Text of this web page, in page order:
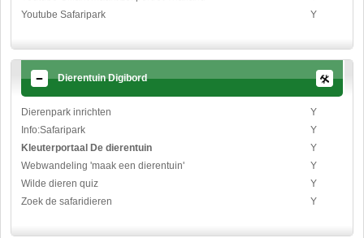
Youtube Safaripark
Y
Dierentuin Digibord
Dierenpark inrichten
Y
Info:Safaripark
Y
Kleuterportaal De dierentuin
Y
Webwandeling 'maak een dierentuin'
Y
Wilde dieren quiz
Y
Zoek de safaridieren
Y